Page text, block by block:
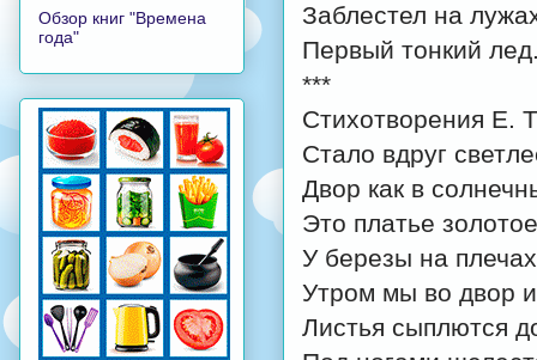
Заблестел на
Первый тонкий
***
Стихотворения Е.
Стало вдруг
Двор как в
Это платье золотое
У березы на
Утром мы во двор
Листья сыплются
Обзор книг "Времена
года"